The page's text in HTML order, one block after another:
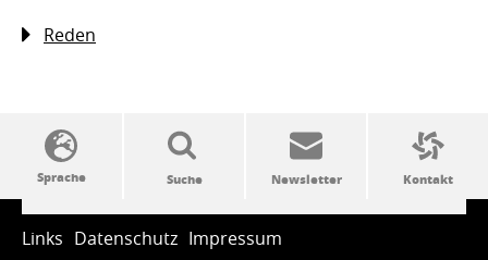
Reden
SSW-Politik von A bis Z
Links Datenschutz Impressum